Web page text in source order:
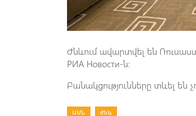
Ժնևում ավարտվել են
РИА Новости-ն։
Բանակցությունները տևել են
ԱՄՆ Ժնև